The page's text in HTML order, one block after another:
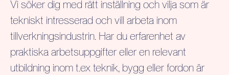
Vi söker dig med rätt inställning och vilja som är
tekniskt intresserad och vill arbeta inom
tillverkningsindustrin. Har du erfarenhet av
praktiska arbetsuppgifter eller en relevant
utbildning inom t.ex teknik, bygg eller fordon är